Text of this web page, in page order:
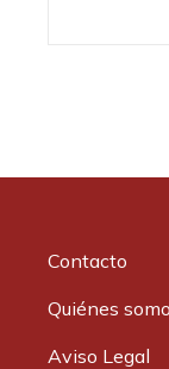
Contacto
Quiénes
Aviso Legal